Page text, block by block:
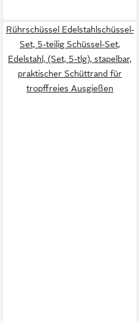
Rührschüssel Edelstahlschüssel-
Set, 5-teilig Schüssel-Set,
Edelstahl, (Set, 5-tlg), stapelbar,
praktischer Schüttrand für
tropffreies Ausgießen